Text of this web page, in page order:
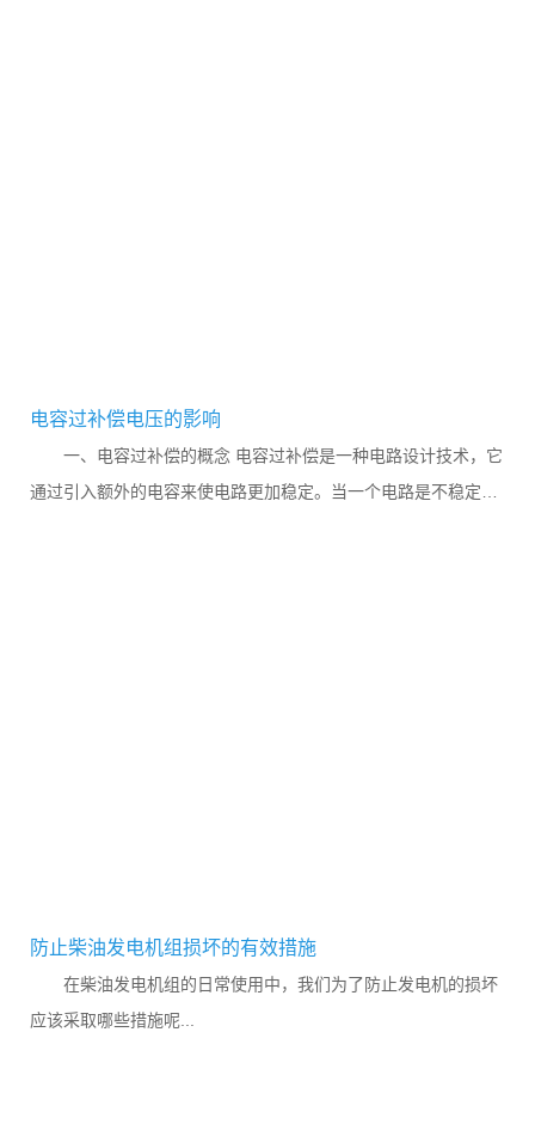
电容过补偿电压的影响
一、电容过补偿的概念 电容过补偿是一种电路设计技术，它
通过引入额外的电容来使电路更加稳定。当一个电路是不稳定的
防止柴油发电机组损坏的有效措施
在柴油发电机组的日常使用中，我们为了防止发电机的损坏
应该采取哪些措施呢...